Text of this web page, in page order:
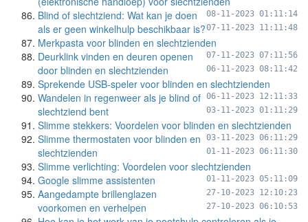
08-11-2023 01:11:14
Blind of slechtziend: Wat kan je doen
als er geen winkelhulp beschikbaar is?07-11-2023 11:11:48
Merkpasta voor blinden en slechtzienden
07-11-2023 07:11:56
Deurklink vinden en deuren openen
door blinden en slechtzienden
06-11-2023 08:11:42
Sprekende USB-speler voor blinden en slechtzienden
06-11-2023 12:11:33
Wandelen in regenweer als je blind of
slechtziend bent
03-11-2023 01:11:29
Slimme stekkers: Voordelen voor blinden en slechtzienden
03-11-2023 06:11:29
Slimme thermostaten voor blinden en
slechtzienden
01-11-2023 06:11:30
Slimme verlichting: Voordelen voor slechtzienden
01-11-2023 05:11:09
Google slimme assistenten
27-10-2023 12:10:23
Aangedampte brillenglazen
voorkomen en verhelpen
27-10-2023 06:10:53